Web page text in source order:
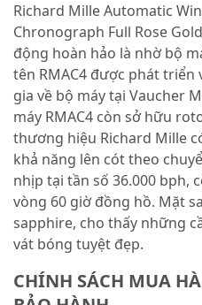
Richard Mille Automatic
Chronograph Full Rose
động hoàn hảo là nhờ bộ
tên RMAC4 được phát triển
gia về bộ máy tại Vaucher
máy RMAC4 còn sở hữu
thương hiệu Richard Mille
khả năng lên cót theo
nhịp tại tần số 36.000 bph,
vòng 60 giờ đồng hồ. Mặt
sapphire, cho thấy những
vát bóng tuyệt đẹp.
CHÍNH SÁCH MUA